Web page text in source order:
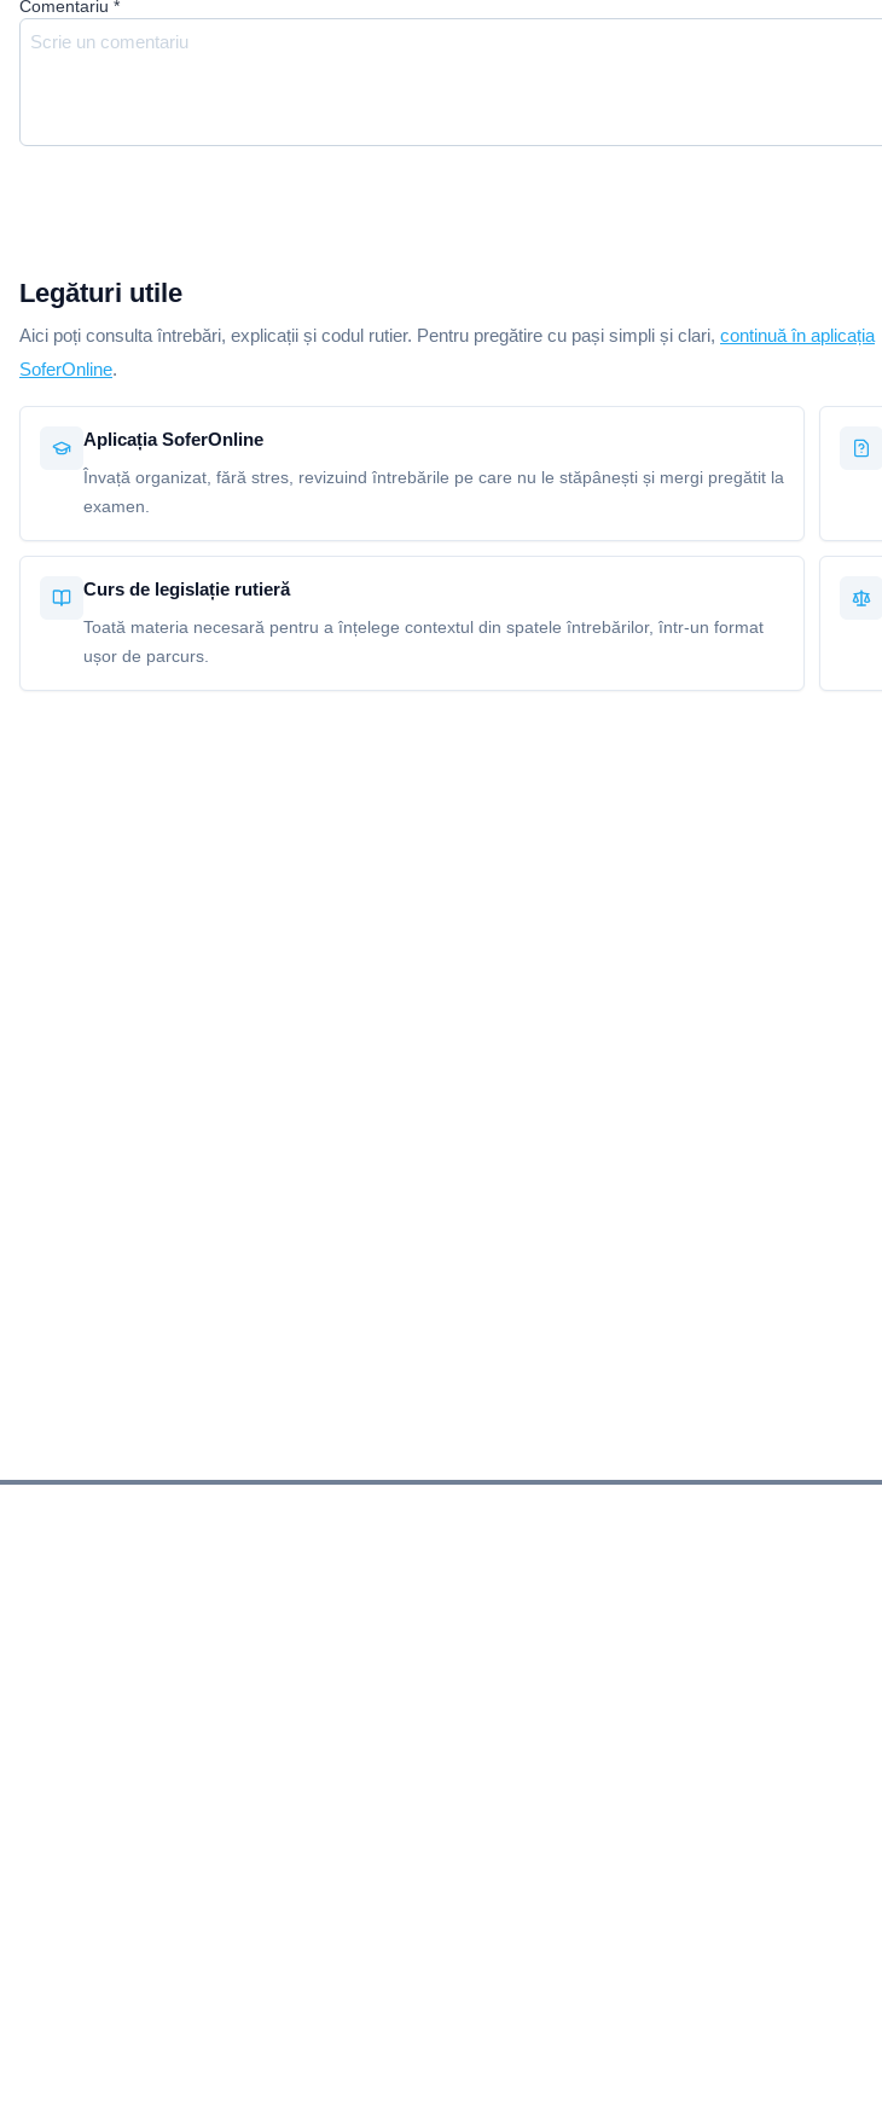
Comentariu *
Legături utile
Aici poți consulta întrebări, explicații și codul rutier. Pentru pregătire cu pași simpli și clari, continuă în aplicația
SoferOnline.
Aplicația SoferOnline
Învață organizat, fără stres, revizuind întrebările pe care nu le stăpânești și mergi pregătit la
examen.
Curs de legislație rutieră
Toată materia necesară pentru a înțelege contextul din spatele întrebărilor, într-un format
ușor de parcurs.